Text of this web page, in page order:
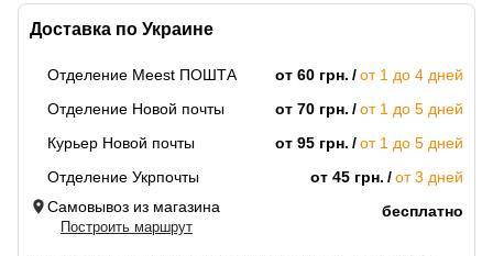
Доставка по Украине
Отделение Meest ПОШТА от 60 грн.
от 1 до 4 дней
Отделение Новой почты
от 70 грн.
от 1 до 5 дней
Курьер Новой почты
от 95 грн.
от 1 до 5 дней
Отделение Укрпочты
от 45 грн.
от 3 дней
Самовывоз из магазина
Построить маршрут
бесплатно